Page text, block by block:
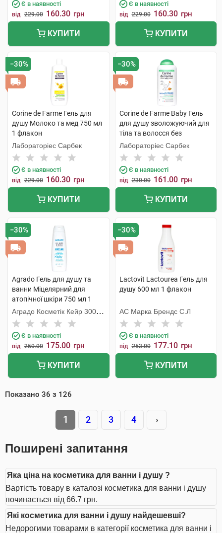
Є в наявності
від 229.00 160.30 грн
КУПИТИ
Є в наявності
від 229.00 160.30 грн
КУПИТИ
−30%
Corine de Farme Гель для
душу Молоко та мед 750 мл
1 флакон
Лабораторіес Сарбек
Є в наявності
від 229.00 160.30 грн
КУПИТИ
−30%
Corine de Farme Baby Гель
для душу зволожуючий для
тіла та волосся без
сульфатів 250 мл 1 флакон
Лабораторіес Сарбек
Є в наявності
від 230.00 161.00 грн
КУПИТИ
−30%
Agrado Гель для душу та
ванни Міцелярний для
атопічної шкіри 750 мл 1
флакон
Аградо Косметік Кейр 3000
С.Л.У.
Є в наявності
від 250.00 175.00 грн
КУПИТИ
−30%
Lactovit Lactourea Гель для
душу 600 мл 1 флакон
АС Марка Брендс С.Л
Є в наявності
від 253.00 177.10 грн
КУПИТИ
Показано 36 з 126
1 2 3 4 ›
Поширені запитання
Яка ціна на косметика для ванни і душу ?
Вартість товару в каталозі косметика для ванни і душу
починається від 66.7 грн.
Які косметика для ванни і душу найдешевші?
Недорогими товарами в категорії косметика для ванни і